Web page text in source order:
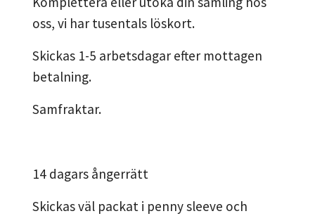
oss, vi har tusentals löskort.
Skickas 1-5 arbetsdagar efter mottagen
betalning.
Samfraktar.
14 dagars ångerrätt
Skickas väl packat i penny sleeve och